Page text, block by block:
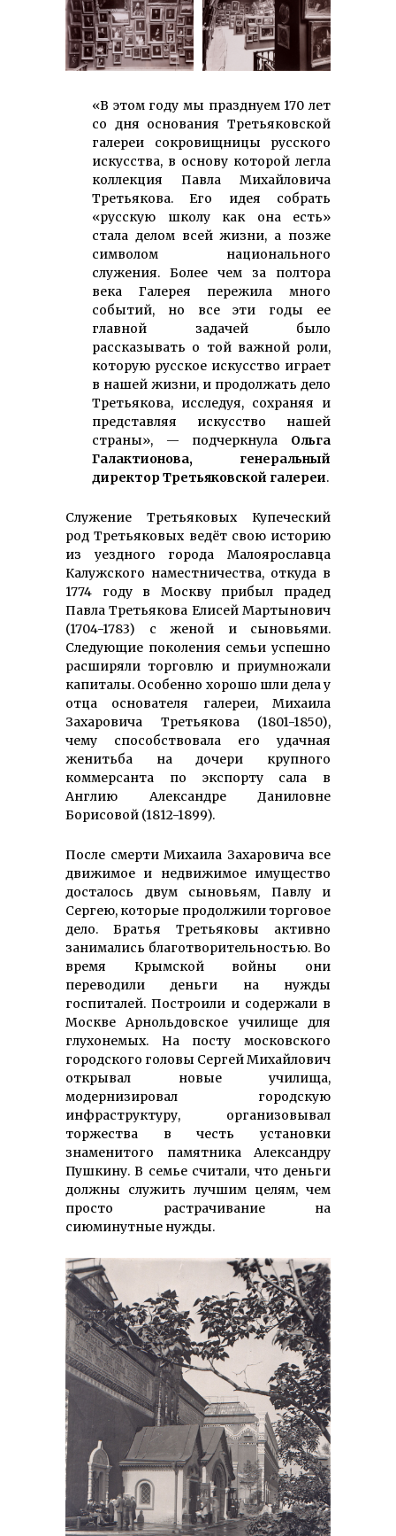
«В этом году мы празднуем 170 лет
со дня основания Третьяковской
галереи сокровищницы русского
искусства, в основу которой легла
коллекция Павла Михайловича
Третьякова. Его идея собрать
«русскую школу как она есть»
стала делом всей жизни, а позже
символом национального
служения. Более чем за полтора
века Галерея пережила много
событий, но все эти годы ее
главной задачей было
рассказывать о той важной роли,
которую русское искусство играет
в нашей жизни, и продолжать дело
Третьякова, исследуя, сохраняя и
представляя искусство нашей
страны», — подчеркнула Ольга
Галактионова, генеральный
директор Третьяковской галереи.
Служение Третьяковых Купеческий
род Третьяковых ведёт свою историю
из уездного города Малоярославца
Калужского наместничества, откуда в
1774 году в Москву прибыл прадед
Павла Третьякова Елисей Мартынович
(1704-1783) с женой и сыновьями.
Следующие поколения семьи успешно
расширяли торговлю и приумножали
капиталы. Особенно хорошо шли дела у
отца основателя галереи, Михаила
Захаровича Третьякова (1801-1850),
чему способствовала его удачная
женитьба на дочери крупного
коммерсанта по экспорту сала в
Англию Александре Даниловне
Борисовой (1812-1899).
После смерти Михаила Захаровича все
движимое и недвижимое имущество
досталось двум сыновьям, Павлу и
Сергею, которые продолжили торговое
дело. Братья Третьяковы активно
занимались благотворительностью. Во
время Крымской войны они
переводили деньги на нужды
госпиталей. Построили и содержали в
Москве Арнольдовское училище для
глухонемых. На посту московского
городского головы Сергей Михайлович
открывал новые училища,
модернизировал городскую
инфраструктуру, организовывал
торжества в честь установки
знаменитого памятника Александру
Пушкину. В семье считали, что деньги
должны служить лучшим целям, чем
просто растрачивание на
сиюминутные нужды.